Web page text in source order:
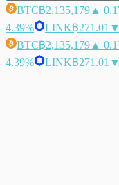
BTC฿2,135,179 ▲
4.39%
LINK฿271.01
BTC฿2,135,179 ▲
4.39%
LINK฿271.01